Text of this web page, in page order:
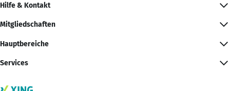
Hilfe & Kontakt
Mitgliedschaften
Hauptbereiche
Services